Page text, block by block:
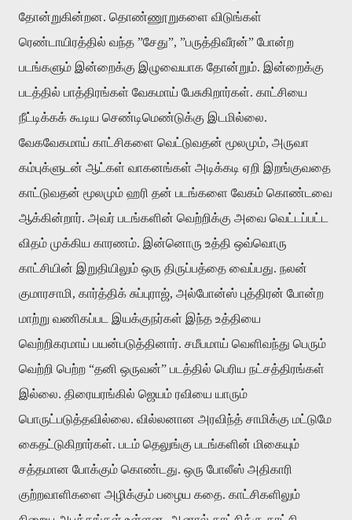
தோன்றுகின்றன. தொண்ணூறுகளை விடுங்கள்
ரெண்டாயிரத்தில் வந்த ”சேது”, ”பருத்திவீரன்” போன்ற
படங்களும் இன்றைக்கு இழுவையாக தோன்றும். இன்றைக்கு
படத்தில் பாத்திரங்கள் வேகமாய் பேசுகிறார்கள். காட்சியை
நீட்டிக்கக் கூடிய செண்டிமெண்டுக்கு இடமில்லை.
வேகவேகமாய் காட்சிகளை வெட்டுவதன் மூலமும், அருவா
கம்புக்ளுடன் ஆட்கள் வாகனங்கள் அடிக்கடி ஏறி இறங்குவதை
காட்டுவதன் மூலமும் ஹரி தன் படங்களை வேகம் கொண்டவை
ஆக்கின்றார். அவர் படங்களின் வெற்றிக்கு அவை வெட்டப்பட்ட
விதம் முக்கிய காரணம். இன்னொரு உத்தி ஒவ்வொரு
காட்சியின் இறுதியிலும் ஒரு திருப்பத்தை வைப்பது. நலன்
குமாரசாமி, கார்த்திக் சுப்புராஜ், அல்போன்ஸ் புத்திரன் போன்ற
மாற்று வணிகப்பட இயக்குநர்கள் இந்த உத்தியை
வெற்றிகரமாய் பயன்படுத்தினார். சமீபமாய் வெளிவந்து பெரும்
வெற்றி பெற்ற “தனி ஒருவன்” படத்தில் பெரிய நட்சத்திரங்கள்
இல்லை. திரையரங்கில் ஜெயம் ரவியை யாரும்
பொருட்படுத்தவில்லை. வில்லனான அரவிந்த் சாமிக்கு மட்டுமே
கைதட்டுகிறார்கள். படம் தெலுங்கு படங்களின் மிகையும்
சத்தமான போக்கும் கொண்டது. ஒரு போலீஸ் அதிகாரி
குற்றவாளிகளை அழிக்கும் பழைய கதை. காட்சிகளிலும்